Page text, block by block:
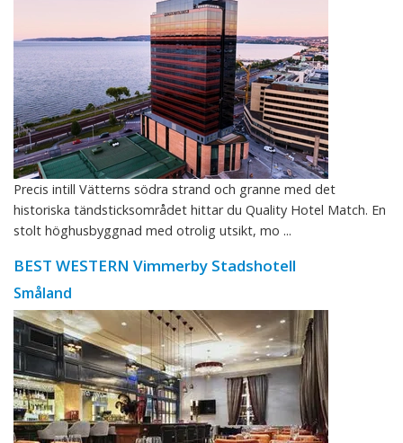
Precis intill Vätterns södra strand och granne med det
historiska tändsticksområdet hittar du Quality Hotel Match. En
stolt höghusbyggnad med otrolig utsikt, mo ...
BEST WESTERN Vimmerby Stadshotell
Småland